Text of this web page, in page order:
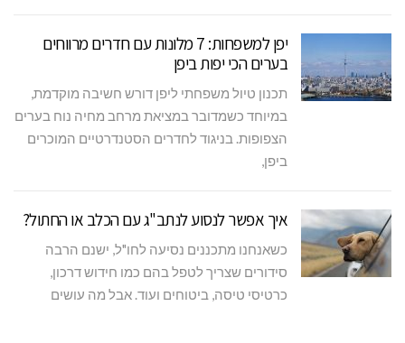
יפן למשפחות: 7 מלונות עם חדרים מרווחים
בערים הכי יפות ביפן
תכנון טיול משפחתי ליפן דורש חשיבה מוקדמת,
במיוחד כשמדובר במציאת מרחב מחיה נוח בערים
הצפופות. בניגוד לחדרים הסטנדרטיים המוכרים
ביפן,
איך אפשר לנסוע לנתב"ג עם הכלב או החתול?
כשאנחנו מתכננים נסיעה לחו"ל, ישנם הרבה
סידורים שצריך לטפל בהם כמו חידוש דרכון,
כרטיסי טיסה, ביטוחים ועוד. אבל מה עושים